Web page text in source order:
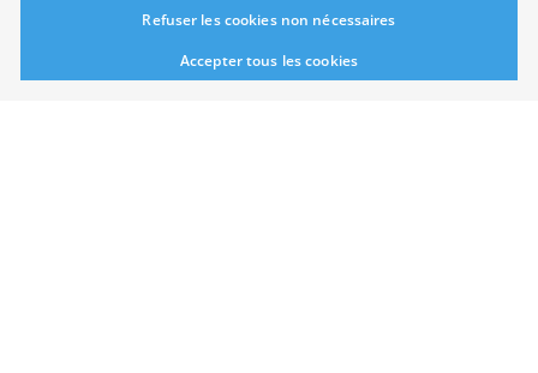
Paramètres des cookiesRefuser les cookies non nécessaires
Accepter tous les cookies